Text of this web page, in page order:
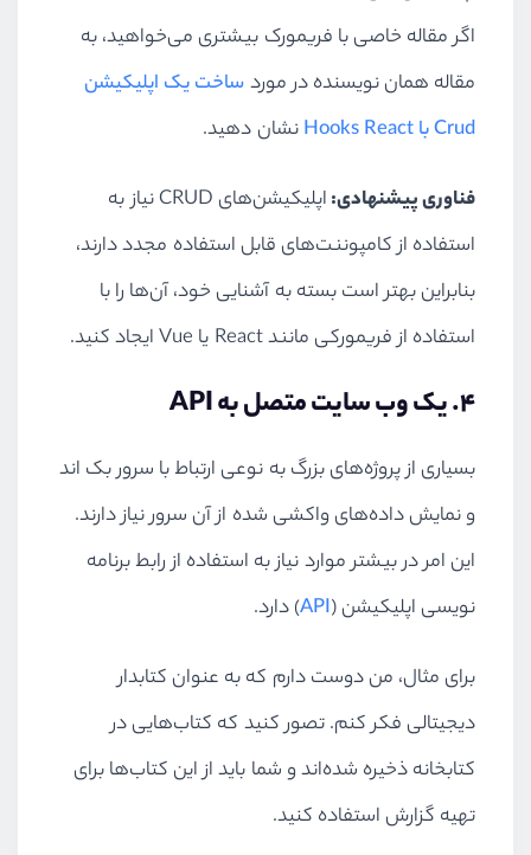
اگر مقاله خاصی با فریمورک بیشتری می‌خواهید، به
مقاله همان نویسنده در موردساخت یک اپلیکیشن
CrudباReact
Hooksنشان دهید.
فناوری پیشنهادی:اپلیکیشن‌های CRUDنیاز به
استفاده از کامپوننت‌های قابل استفاده مجدد دارند،
بنابراین بهتر است بسته به آشنایی خود، آن‌ها را با
استفاده از فریمورکی مانندReact یا Vueایجاد کنید.
۴. یک وب سایت متصل به API
بسیاری از پروژه‌های بزرگ به نوعی ارتباط با سرور بک اند
و نمایش داده‌های واکشی شده از آن سرور نیاز دارند.
این امر در بیشتر موارد نیاز به استفاده از رابط برنامه
نویسی اپلیکیشن (API) دارد.
برای مثال، من دوست دارم که به عنوان کتابدار
دیجیتالی فکر کنم. تصور کنید که کتاب‌هایی در
کتابخانه ذخیره شده‌اند و شما باید از این کتاب‌ها برای
تهیه گزارش استفاده کنید.